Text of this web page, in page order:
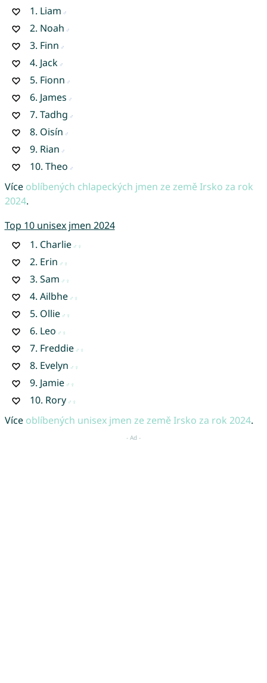
1. Liam
2. Noah
3. Finn
4. Jack
5. Fionn
6. James
7. Tadhg
8. Oisín
9. Rian
10. Theo
Více oblíbených chlapeckých jmen ze země Irsko za rok
2024.
Top 10 unisex jmen 2024
1. Charlie
2. Erin
3. Sam
4. Ailbhe
5. Ollie
6. Leo
7. Freddie
8. Evelyn
9. Jamie
10. Rory
Více oblíbených unisex jmen ze země Irsko za rok 2024.